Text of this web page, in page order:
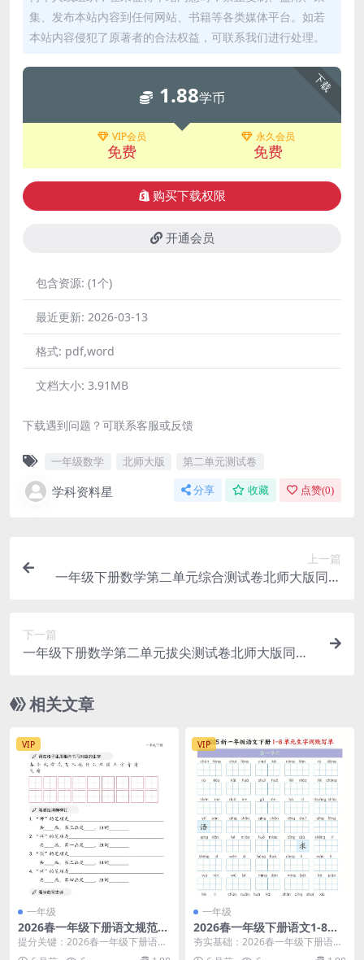
集、发布本站内容到任何网站、书籍等各类媒体平台。如若
本站内容侵犯了原著者的合法权益，可联系我们进行处理。
下载
1.88学币
VIP会员
免费
永久会员
免费
购买下载权限
开通会员
包含资源: (1个)
最近更新: 2026-03-13
格式: pdf,word
文档大小: 3.91MB
下载遇到问题？可联系客服或反馈
一年级数学 北师大版 第二单元测试卷
学科资料星 分享 收藏 点赞(0)
上一篇
一年级下册数学第二单元综合测试卷北师大版同步
下一篇
一年级下册数学第二单元拔尖测试卷北师大版同步
相关文章
VIP
一年级
2026春一年级下册语文规范书
写卷面字帖同步提分专项练习
提分关键：2026春一年级下册语文
书写卷面字帖深度解析 大家好，我
VIP
一年级
2026春一年级下册语文1-8单
元生字词全册默写单专项练习
卷含答案16页电子版资料
夯实基础：2026春一年级下册语文
1-8单元生字词全册默写单核心解析